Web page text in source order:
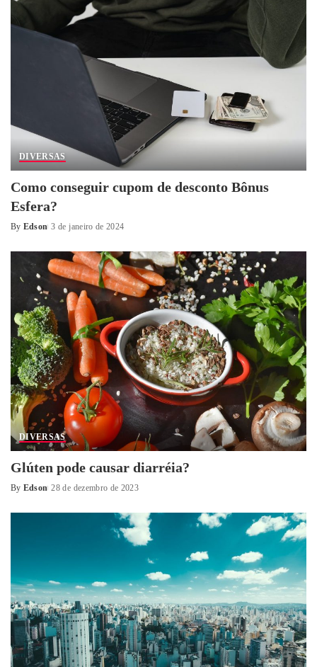
DIVERSAS
Como conseguir cupom de desconto Bônus
Esfera?
Posted
By Edson 3 de janeiro de 2024
DIVERSAS
Glúten pode causar diarréia?
Posted
By Edson 28 de dezembro de 2023